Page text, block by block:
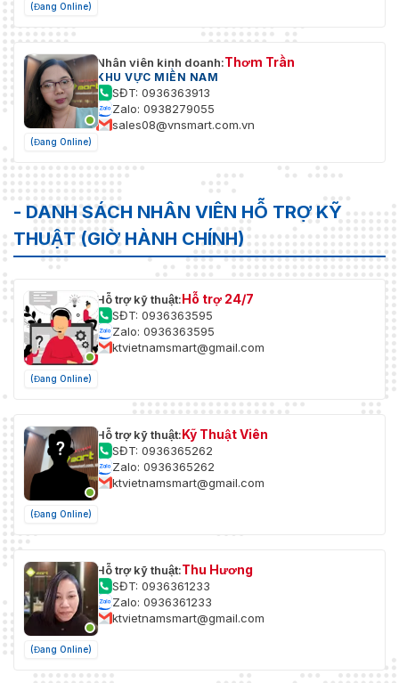
(Đang Online)
(Đang Online)
Nhân viên kinh doanh:Thơm Trần
KHU VỰC MIỀN NAM
SĐT: 0936363913
Zalo: 0938279055
sales08@vnsmart.com.vn
- DANH SÁCH NHÂN VIÊN HỖ TRỢ KỸ
THUẬT (GIỜ HÀNH CHÍNH)
(Đang Online)
Hỗ trợ kỹ thuật:Hỗ trợ 24/7
SĐT: 0936363595
Zalo: 0936363595
ktvietnamsmart@gmail.com
(Đang Online)
Hỗ trợ kỹ thuật:Kỹ Thuật Viên
SĐT: 0936365262
Zalo: 0936365262
ktvietnamsmart@gmail.com
(Đang Online)
Hỗ trợ kỹ thuật:Thu Hương
SĐT: 0936361233
Zalo: 0936361233
ktvietnamsmart@gmail.com